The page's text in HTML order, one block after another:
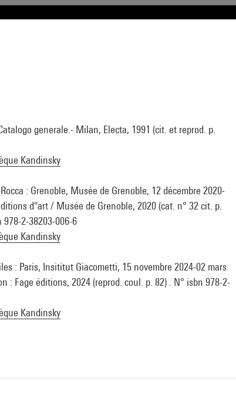
generale.- Milan, Electa, 1991 (cit. et reprod. p.
Kandinsky
: Grenoble, Musée de Grenoble, 12 décembre 2020-
d''art / Musée de Grenoble, 2020 (cat. n° 32 cit. p.
978-2-38203-006-6
Kandinsky
: Paris, Insititut Giacometti, 15 novembre 2024-02 mars
: Fage éditions, 2024 (reprod. coul. p. 82) . N° isbn 978-2-
Kandinsky